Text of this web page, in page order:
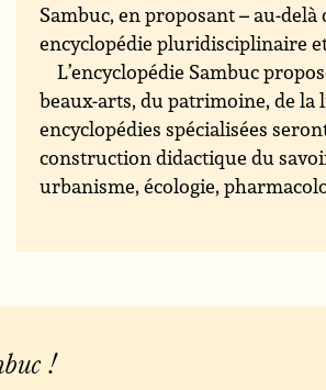
Sambuc, en proposant – au-delà
encyclopédie pluridisciplinaire
L’encyclopédie Sambuc
beaux-arts, du patrimoine, de la
encyclopédies spécialisées
construction didactique du
urbanisme, écologie,
!